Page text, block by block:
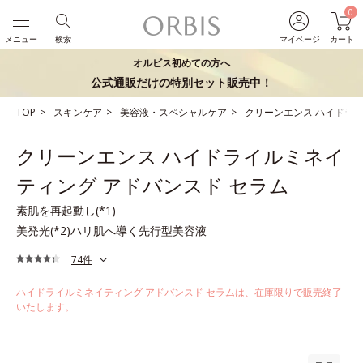
マイページ
0
カート
検索
メニュー
オルビス初めての方へ
公式通販だけの特別セット販売中！
TOP スキンケア 美容液・スペシャルケア クリーンエンス ハイドラ
クリーンエンス ハイドライルミネイ
ティング アドバンスド セラム
素肌を再起動し(*1)
美発光(*2)ハリ肌へ導く先行型美容液
74件
ハイドライルミネイティング アドバンスド セラムは、在庫限りで販売終了
いたします。